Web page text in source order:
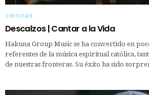
CRÍTICAS
Descalzos | Cantar a la Vida
Hakuna Group Music se ha convertido en
referentes de la música espiritual católica,
de nuestras fronteras. Su éxito ha sido